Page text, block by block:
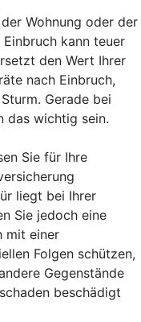
Wohnung oder der
kann teuer
den Wert Ihrer
nach Einbruch,
Gerade bei
das wichtig sein.
Sie für Ihre
liegt bei Ihrer
Sie jedoch eine
mit einer
Folgen schützen,
Gegenstände
beschädigt